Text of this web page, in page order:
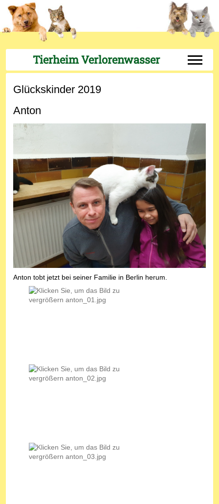
Tierheim Verlorenwasser Off-
Glückskinder 2019
Anton
Anton tobt jetzt bei seiner Familie in Berlin herum.